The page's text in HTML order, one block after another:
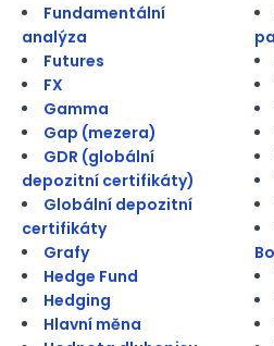
Fundamentální
analýza
Futures
FX
Gamma
Gap (mezera)
GDR (globální
depozitní certifikáty)
Globální depozitní
certifikáty
Grafy
Hedge Fund
Hedging
Hlavní měna